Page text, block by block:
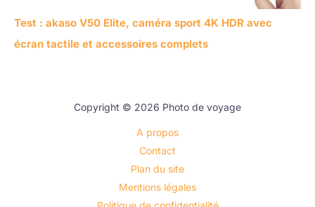
Test : akaso V50 Elite, caméra sport 4K HDR avec
écran tactile et accessoires complets
Copyright © 2026 Photo de voyage
A propos
Contact
Plan du site
Mentions légales